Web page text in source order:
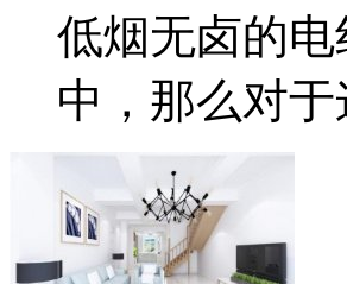
低烟无卤的
中，那么对